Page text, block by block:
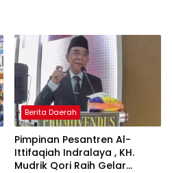
Berita Daerah
Pimpinan Pesantren Al-
Ittifaqiah Indralaya , KH.
Mudrik Qori Raih Gelar